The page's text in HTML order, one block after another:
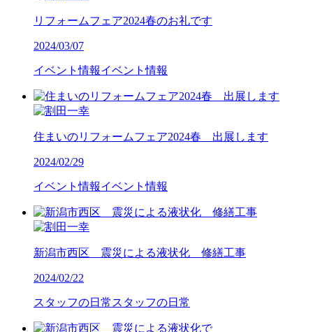
リフォームフェア2024春のお礼です
2024/03/07
イベント情報イベント情報
住まいのリフォームフェア2024春 出展します
2024/02/29
イベント情報イベント情報
新潟市西区 震災による液状化 修繕工事
2024/02/22
スタッフの日常スタッフの日常